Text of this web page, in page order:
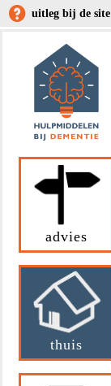
uitleg bij de site
advies
thuis